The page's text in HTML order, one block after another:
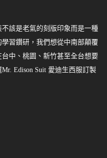
該是老氣的刻版印象而是一種
習鑽研，我們想從中南部顛覆
中、桃園、新竹甚至全台想要
Edison Suit 愛迪生西服訂製